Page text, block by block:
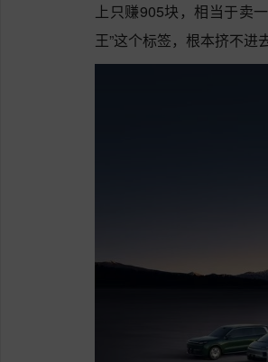
上只赚905块，相当于卖
王”这个标签，根本挤不进